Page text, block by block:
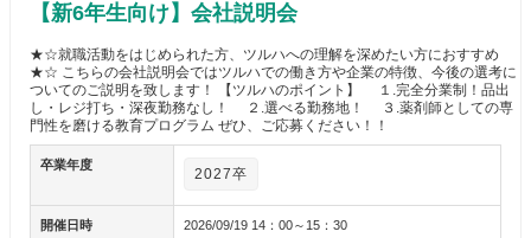
【新6年生向け】会社説明会
★☆就職活動をはじめられた方、ツルハへの理解を深めたい方におすすめ
★☆ こちらの会社説明会ではツルハでの働き方や企業の特徴、今後の選考に
ついてのご説明を致します！ 【ツルハのポイント】 １.完全分業制！品出
し・レジ打ち・深夜勤務なし！ ２.選べる勤務地！ ３.薬剤師としての専
門性を磨ける教育プログラム ぜひ、ご応募ください！！
卒業年度
2027卒
開催日時 2026/09/19 14：00～15：30